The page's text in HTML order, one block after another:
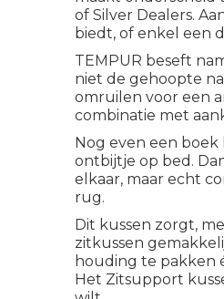
of Silver Dealers.
biedt, of enkel een
TEMPUR beseft
niet de gehoopte
omruilen voor een
combinatie met
Nog even een
ontbijtje op bed.
elkaar, maar echt
rug.
Dit kussen zorgt,
zitkussen
houding te pakken
Het Zitsupport